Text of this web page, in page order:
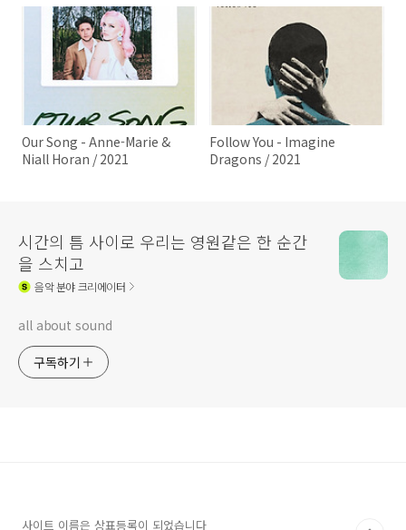
Our Song - Anne-Marie &
Niall Horan / 2021
Follow You - Imagine
Dragons / 2021
시간의 틈 사이로 우리는 영원같은 한 순간
을 스치고
음악분야 크리에이터
all about sound
구독하기
사이트 이름은 상표등록이 되었습니다